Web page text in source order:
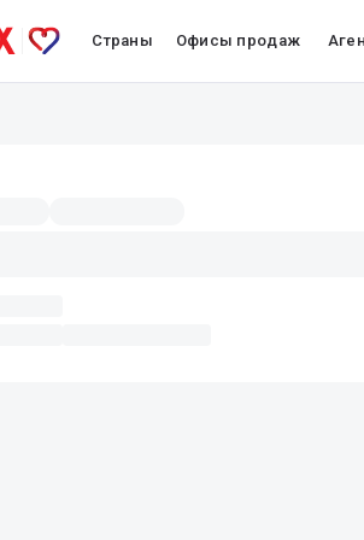
Страны Офисы продаж